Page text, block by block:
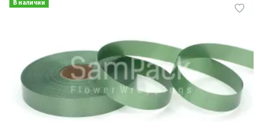
В наличии